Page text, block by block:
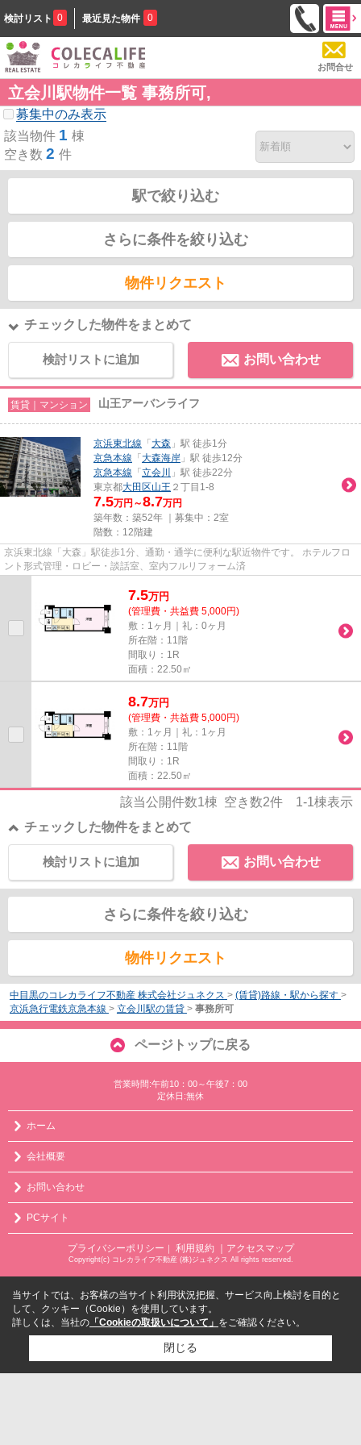
検討リスト 0 最近見た物件 0
お問合せ
立会川駅物件一覧 事務所可,
募集中のみ表示
該当物件 1 棟
空き数 2 件
駅で絞り込む
さらに条件を絞り込む
物件リクエスト
チェックした物件をまとめて
検討リストに追加 お問い合わせ
賃貸｜マンション 山王アーバンライフ
京浜東北線 「 大森 」駅 徒歩1分
京急本線 「 大森海岸 」駅 徒歩12分
京急本線 「 立会川
」駅 徒歩22分
東京都大田区山王 ２丁目1-8
7.5万円～8.7万円
築年数：築52年 ｜募集中： 2室
階数：12階建
京浜東北線「大森」駅徒歩1分、通勤・通学に便利な駅近物件です。 ホテルフロ
ント形式管理・ロビー・談話室、室内フルリフォーム済
7.5万円
(管理費・共益費 5,000円)
敷：1ヶ月｜礼：0ヶ月
所在階：11階
間取り：1R
面積：22.50㎡
8.7万円
(管理費・共益費 5,000円)
敷：1ヶ月｜礼：1ヶ月
所在階：11階
間取り：1R
面積：22.50㎡
該当公開件数1棟 空き数2件 1-1棟表示
チェックした物件をまとめて
お問い合わせ
検討リストに追加
さらに条件を絞り込む
物件リクエスト
中目黒のコレカライフ不動産 株式会社ジュネクス > (賃貸)路線・駅から探す >
京浜急行電鉄京急本線 > 立会川駅の賃貸 > 事務所可
ページトップに戻る
営業時間:午前10：00～午後7：00
定休日:無休
ホーム
会社概要
お問い合わせ
PCサイト
プライバシーポリシー ｜ 利用規約 ｜アクセスマップ
Copyright(c) コレカライフ不動産 (株)ジュネクス All rights reserved.
当サイトでは、お客様の当サイト利用状況把握、サービス向上検討を目的と
して、クッキー（Cookie）を使用しています。
詳しくは、当社の 「Cookieの取扱いについて」 をご確認ください。
閉じる